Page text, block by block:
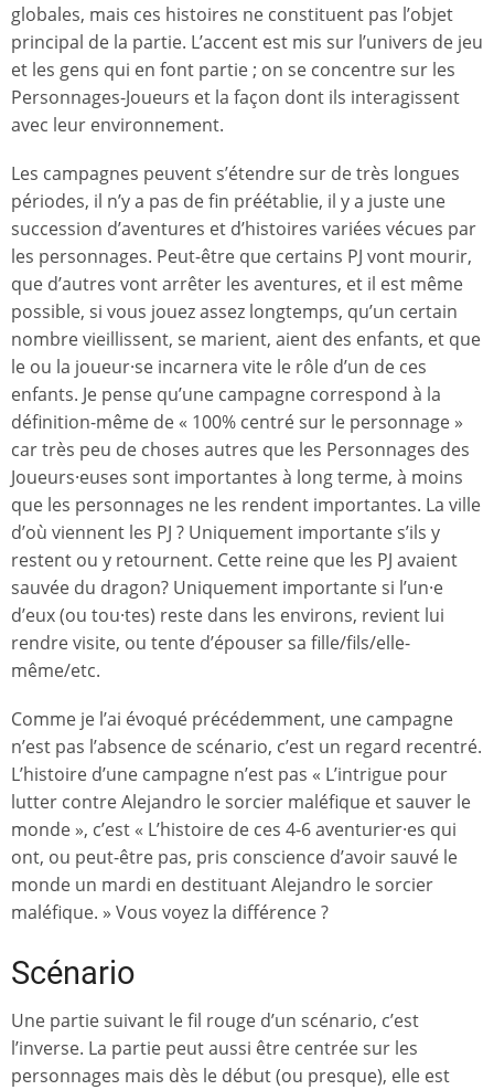
globales, mais ces histoires ne constituent pas l’objet
principal de la partie. L’accent est mis sur l’univers de jeu
et les gens qui en font partie ; on se concentre sur les
Personnages-Joueurs et la façon dont ils interagissent
avec leur environnement.
Les campagnes peuvent s’étendre sur de très longues
périodes, il n’y a pas de fin préétablie, il y a juste une
succession d’aventures et d’histoires variées vécues par
les personnages. Peut-être que certains PJ vont mourir,
que d’autres vont arrêter les aventures, et il est même
possible, si vous jouez assez longtemps, qu’un certain
nombre vieillissent, se marient, aient des enfants, et que
le ou la joueur·se incarnera vite le rôle d’un de ces
enfants. Je pense qu’une campagne correspond à la
définition-même de « 100% centré sur le personnage »
car très peu de choses autres que les Personnages des
Joueurs·euses sont importantes à long terme, à moins
que les personnages ne les rendent importantes. La ville
d’où viennent les PJ ? Uniquement importante s’ils y
restent ou y retournent. Cette reine que les PJ avaient
sauvée du dragon? Uniquement importante si l’un·e
d’eux (ou tou·tes) reste dans les environs, revient lui
rendre visite, ou tente d’épouser sa fille/fils/elle-
même/etc.
Comme je l’ai évoqué précédemment, une campagne
n’est pas l’absence de scénario, c’est un regard recentré.
L’histoire d’une campagne n’est pas « L’intrigue pour
lutter contre Alejandro le sorcier maléfique et sauver le
monde », c’est « L’histoire de ces 4-6 aventurier·es qui
ont, ou peut-être pas, pris conscience d’avoir sauvé le
monde un mardi en destituant Alejandro le sorcier
maléfique. » Vous voyez la différence ?
Scénario
Une partie suivant le fil rouge d’un scénario, c’est
l’inverse. La partie peut aussi être centrée sur les
personnages mais dès le début (ou presque), elle est